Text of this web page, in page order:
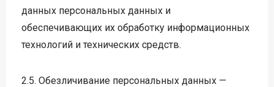
данных персональных данных и
обеспечивающих их обработку информационных
технологий и технических средств.
2.5. Обезличивание персональных данных —